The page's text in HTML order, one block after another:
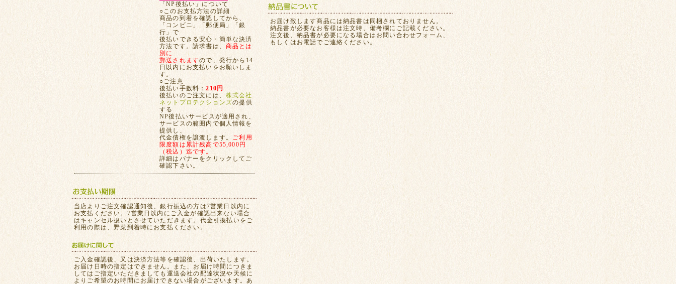
「NP後払い」について
○このお支払方法の詳細
商品の到着を確認してから、
「コンビニ」「郵便局」「銀
行」で
後払いできる安心・簡単な決済
方法です。請求書は、 商品とは
別に
郵送されますので、発行から14
日以内にお支払いをお願いしま
す。
○ご注意
後払い手数料：210円
後払いのご注文には、 株式会社
ネットプロテクションズの提供
する
NP後払いサービスが適用され、
サービスの範囲内で個人情報を
提供し、
代金債権を譲渡します。 ご利用
限度額は累計残高で55,000円
（税込）迄です。
詳細はバナーをクリックしてご
確認下さい。
当店よりご注文確認通知後、銀行振込の方は7営業日以内に
お支払ください。7営業日以内にご入金が確認出来ない場合
はキャンセル扱いとさせていただきます。代金引換払いをご
利用の際は、野菜到着時にお支払ください。
ご入金確認後、又は決済方法等を確認後、出荷いたします。
お届け日時の指定はできません。また、お届け時間につきま
してはご指定いただきましても運送会社の配達状況や天候に
よりご希望のお時間にお届けできない場合がございます。あ
お届け致します商品には納品書は同梱されておりません。
納品書が必要なお客様は注文時、備考欄にご記載ください。
注文後、納品書が必要になる場合はお問い合わせフォーム、
もしくはお電話でご連絡ください。